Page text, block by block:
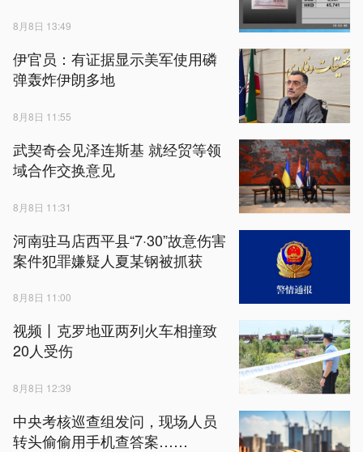
8月8日 13:49
伊官员：有证据显示美军使用磷
弹轰炸伊朗多地
8月8日 11:55
武契奇会见泽连斯基 就经贸等领
域合作交换意见
8月8日 11:31
河南驻马店西平县“7·30”故意伤害
案件犯罪嫌疑人夏某钢被抓获
8月8日 11:00
视频丨克罗地亚两列火车相撞致
20人受伤
8月8日 12:39
中央考核巡查组发问，现场人员
转头偷偷用手机查答案……